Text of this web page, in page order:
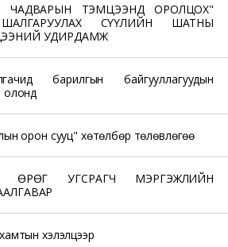
ЧАДВАРЫН ТЭМЦЭЭНД ОРОЛЦОХ"
СҮҮЛИЙН ШАТНЫ
УДИРДАМЖ
барилгын байгууллагуудын
олонд
орон сууц" хөтөлбөр төлөвлөгөө
УГСРАГЧ МЭРГЭЖЛИЙН
хэлэлцээр